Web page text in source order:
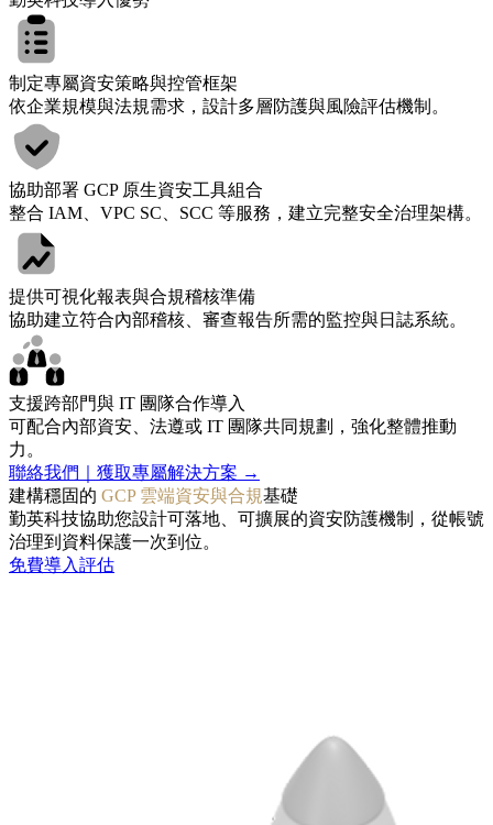
制定專屬資安策略與控管框架
依企業規模與法規需求，設計多層防護與風險評估機制。
協助部署 GCP 原生資安工具組合
整合 IAM、VPC SC、SCC 等服務，建立完整安全治理架構。
提供可視化報表與合規稽核準備
協助建立符合內部稽核、審查報告所需的監控與日誌系統。
支援跨部門與 IT 團隊合作導入
可配合內部資安、法遵或 IT 團隊共同規劃，強化整體推動
力。
聯絡我們｜獲取專屬解決方案 →
建構穩固的 GCP 雲端資安與合規基礎
勤英科技協助您設計可落地、可擴展的資安防護機制，從帳號
治理到資料保護一次到位。
免費導入評估